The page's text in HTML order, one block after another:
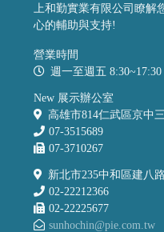
上和勤實業有限公司瞭
心的輔助與支持!
營業時間
週一至週五 8:30~17:30
New 展示辦公室
高雄市814仁武區京中
07-3515689
07-3710267
新北市235中和區建八
02-22212366
02-22225677
sunhochin@pie.com.tw